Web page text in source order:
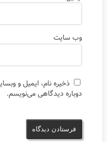
وب‌ سایت
ذخیره نام، ایمیل و
دوباره دیدگاهی می‌نویسم.